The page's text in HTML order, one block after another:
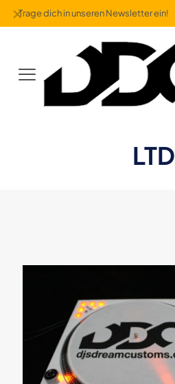
Trage dich in unseren Newsletter ein!
✕
LTD